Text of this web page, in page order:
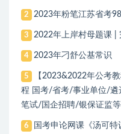
2 2023年粉笔江苏省考
3 2022年上岸村母题课 |
4 2023年刁舒公基常识
5
【2023&2022年公考
程 国考/省考/事业单位/
笔试/国企招聘/银保证监
6 国考申论网课《汤可特